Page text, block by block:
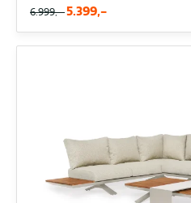
6.999,- 5.399,-